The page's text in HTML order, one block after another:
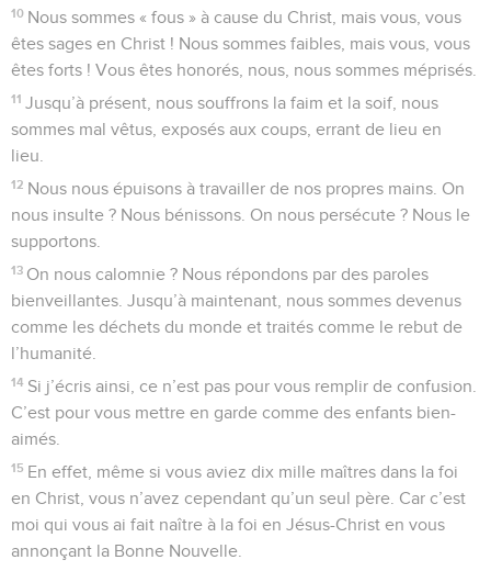
10 Nous sommes « fous » à cause du Christ, mais vous, vous
êtes sages en Christ ! Nous sommes faibles, mais vous, vous
êtes forts ! Vous êtes honorés, nous, nous sommes méprisés.
11 Jusqu’à présent, nous souffrons la faim et la soif, nous
sommes mal vêtus, exposés aux coups, errant de lieu en
lieu.
12 Nous nous épuisons à travailler de nos propres mains. On
nous insulte ? Nous bénissons. On nous persécute ? Nous le
supportons.
13 On nous calomnie ? Nous répondons par des paroles
bienveillantes. Jusqu’à maintenant, nous sommes devenus
comme les déchets du monde et traités comme le rebut de
l’humanité.
14 Si j’écris ainsi, ce n’est pas pour vous remplir de confusion.
C’est pour vous mettre en garde comme des enfants bien-
aimés.
15 En effet, même si vous aviez dix mille maîtres dans la foi
en Christ, vous n’avez cependant qu’un seul père. Car c’est
moi qui vous ai fait naître à la foi en Jésus-Christ en vous
annonçant la Bonne Nouvelle.